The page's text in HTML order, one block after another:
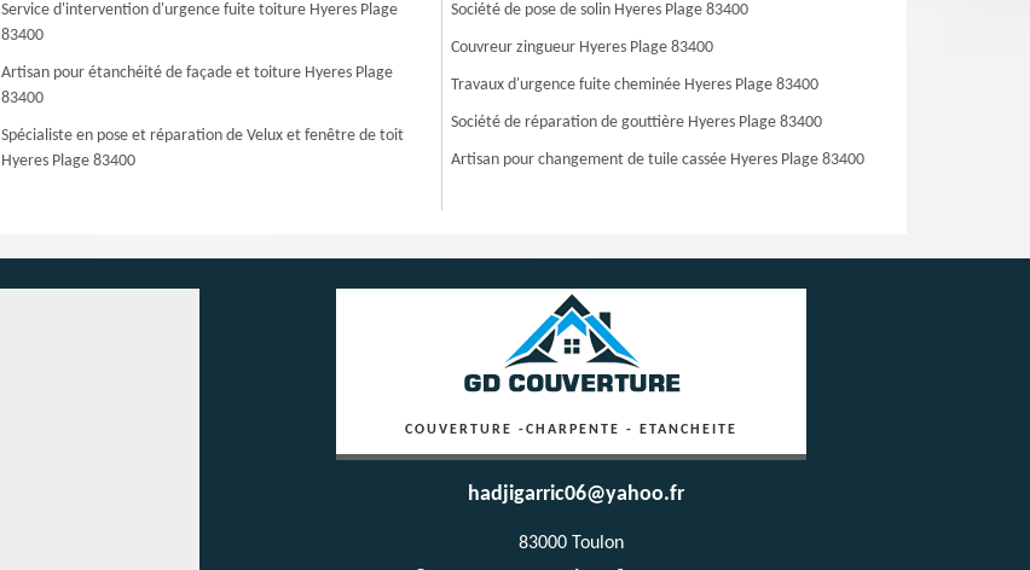
Service d'intervention d'urgence fuite toiture Hyeres Plage
83400
Artisan pour étanchéité de façade et toiture Hyeres Plage
83400
Spécialiste en pose et réparation de Velux et fenêtre de toit
Hyeres Plage 83400
Société de pose de solin Hyeres Plage 83400
Couvreur zingueur Hyeres Plage 83400
Travaux d'urgence fuite cheminée Hyeres Plage 83400
Société de réparation de gouttière Hyeres Plage 83400
Artisan pour changement de tuile cassée Hyeres Plage 83400
COUVERTURE -CHARPENTE - ETANCHEITE
hadjigarric06@yahoo.fr
83000 Toulon